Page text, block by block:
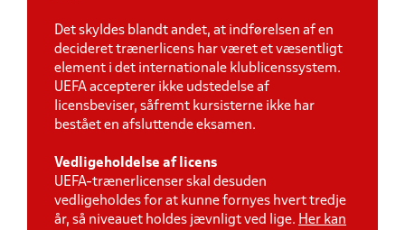
Det skyldes blandt andet, at indførelsen af en
decideret trænerlicens har været et væsentligt
element i det internationale klublicenssystem.
UEFA accepterer ikke udstedelse af
licensbeviser, såfremt kursisterne ikke har
bestået en afsluttende eksamen.
Vedligeholdelse af licens
UEFA-trænerlicenser skal desuden
vedligeholdes for at kunne fornyes hvert tredje
år, så niveauet holdes jævnligt ved lige. Her kan